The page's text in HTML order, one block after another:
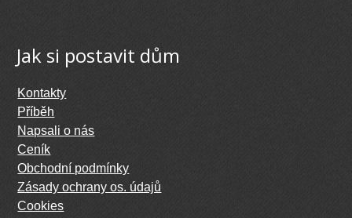
Jak si postavit dům
Kontakty
Příběh
Napsali o nás
Ceník
Obchodní podmínky
Zásady ochrany os. údajů
Cookies